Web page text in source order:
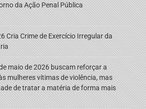
da Ação Penal Pública
Cria Crime de Exercício Irregular da
maio de 2026 buscam reforçar a
mulheres vítimas de violência, mas
de tratar a matéria de forma mais